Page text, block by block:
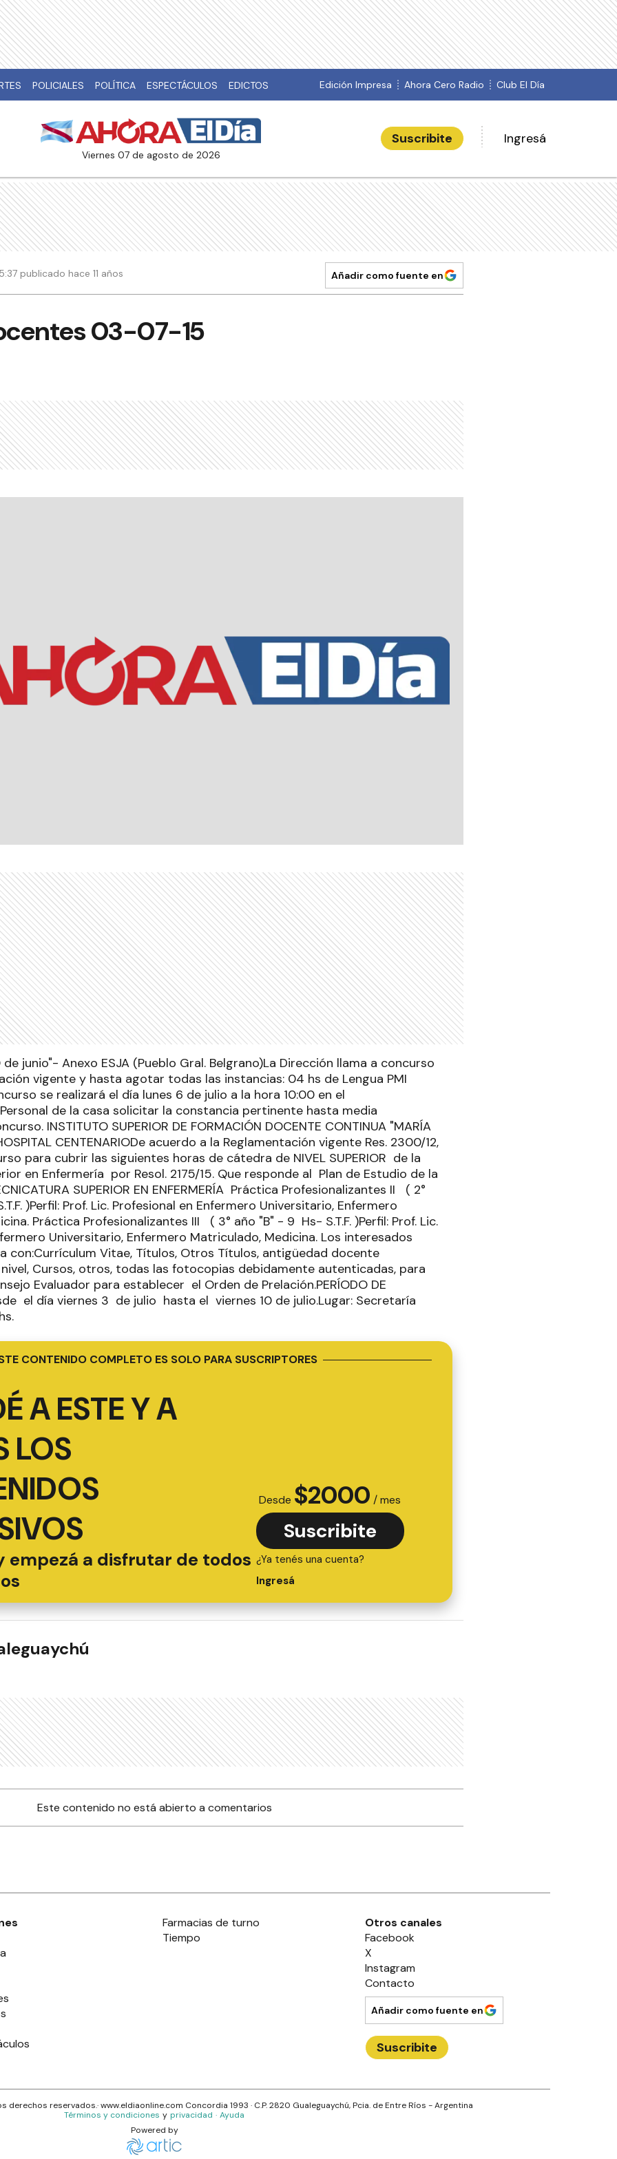
POLICIALES POLÍTICA ESPECTÁCULOS EDICTOS Edición Impresa Ahora Cero Radio Club El Día
viernes 07 de agosto de 2026
Suscribite Ingresá
publicado hace 11 años Añadir como fuente en
03-07-15
de junio"- Anexo ESJA (Pueblo Gral. Belgrano)La Dirección llama a concurso
vigente y hasta agotar todas las instancias: 04 hs de Lengua PMI
se realizará el día lunes 6 de julio a la hora 10:00 en el
de la casa solicitar la constancia pertinente hasta media
INSTITUTO SUPERIOR DE FORMACIÓN DOCENTE CONTINUA "MARÍA
CENTENARIODe acuerdo a la Reglamentación vigente Res. 2300/12,
para cubrir las siguientes horas de cátedra de NIVEL SUPERIOR de la
en Enfermería por Resol. 2175/15. Que responde al Plan de Estudio de la
SUPERIOR EN ENFERMERÍA Práctica Profesionalizantes II ( 2°
)Perfil: Prof. Lic. Profesional en Enfermero Universitario, Enfermero
Práctica Profesionalizantes III ( 3° año "B" - 9 Hs- S.T.F. )Perfil: Prof. Lic.
Universitario, Enfermero Matriculado, Medicina. Los interesados
con:Currículum Vitae, Títulos, Otros Títulos, antigüedad docente
Cursos, otros, todas las fotocopias debidamente autenticadas, para
Evaluador para establecer el Orden de Prelación.PERÍODO DE
el día viernes 3 de julio hasta el viernes 10 de julio.Lugar: Secretaría
CONTENIDO COMPLETO ES SOLO PARA SUSCRIPTORES
A ESTE Y A
LOS
empezá a disfrutar de todos
Desde $2000 / mes
Suscribite
¿Ya tenés una cuenta?
Ingresá
Este contenido no está abierto a comentarios
Farmacias de turno
Tiempo
Otros canales
Facebook
X
Instagram
Contacto
Añadir como fuente en
Suscribite
derechos reservados.· www.eldiaonline.com Concordia 1993 · C.P.2820 Gualeguaychú, Pcia. de Entre Ríos - Argentina
Términos y condiciones y privacidad · Ayuda
Powered by